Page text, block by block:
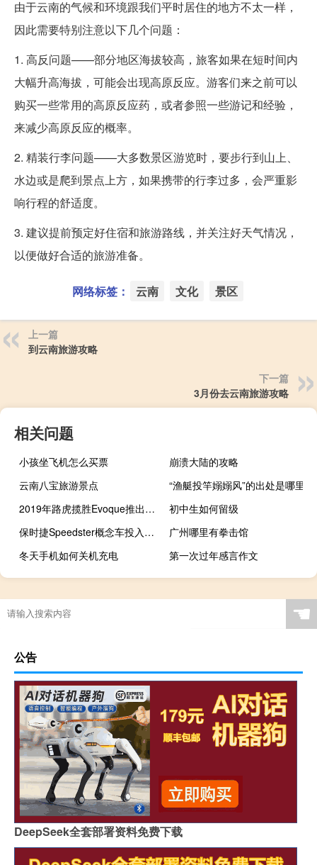
由于云南的气候和环境跟我们平时居住的地方不太一样，
因此需要特别注意以下几个问题：
1. 高反问题——部分地区海拔较高，旅客如果在短时间内
大幅升高海拔，可能会出现高原反应。游客们来之前可以
购买一些常用的高原反应药，或者参照一些游记和经验，
来减少高原反应的概率。
2. 精装行李问题——大多数景区游览时，要步行到山上、
水边或是爬到景点上方，如果携带的行李过多，会严重影
响行程的舒适度。
3. 建议提前预定好住宿和旅游路线，并关注好天气情况，
以便做好合适的旅游准备。
网络标签： 云南 文化 景区
上一篇
到云南旅游攻略
下一篇
3月份去云南旅游攻略
相关问题
小孩坐飞机怎么买票
崩溃大陆的攻略
云南八宝旅游景点
“渔艇投竿嫋嫋风”的出处是哪里
2019年路虎揽胜Evoque推出1.5 3cyl混合动力车
初中生如何留级
保时捷Speedster概念车投入量产
广州哪里有拳击馆
冬天手机如何关机充电
第一次过年感言作文
☚
公告
DeepSeek全套部署资料免费下载